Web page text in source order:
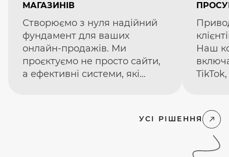
МАГАЗИНІВ
Створюємо з нуля надійний
фундамент для ваших
онлайн-продажів. Ми
проєктуємо не просто сайти,
а ефективні системи, які
Наш
УСІ РІШЕННЯ